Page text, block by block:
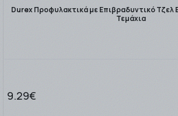
Durex Προφυλακτικά με Επιβραδυντικό Τζελ
Τεμάχια
9.29€